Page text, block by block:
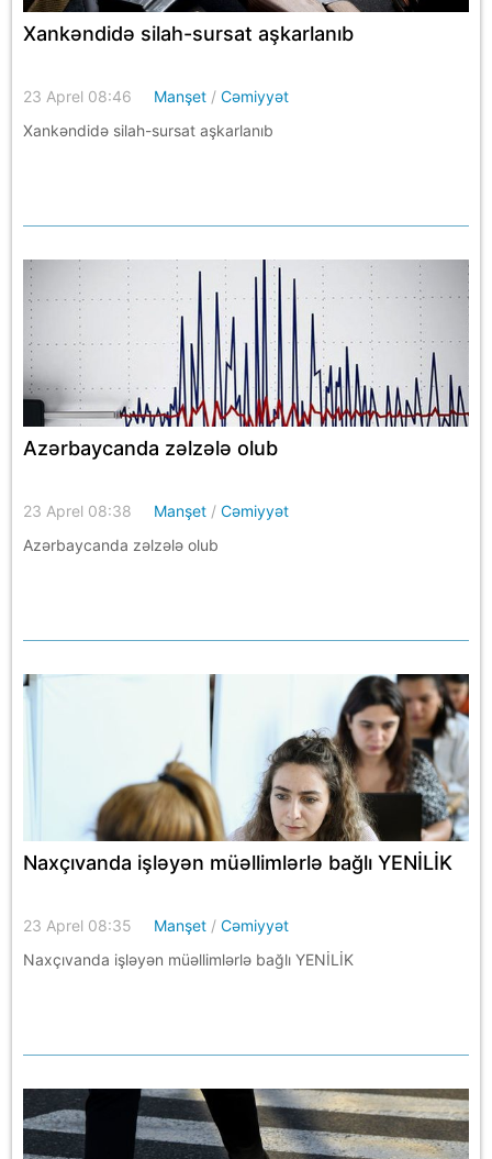
Xankəndidə silah-sursat aşkarlanıb
23 Aprel 08:46 Manşet /Cəmiyyət
Xankəndidə silah-sursat aşkarlanıb
Azərbaycanda zəlzələ olub
23 Aprel 08:38 Manşet /Cəmiyyət
Azərbaycanda zəlzələ olub
Naxçıvanda işləyən müəllimlərlə bağlı YENİLİK
23 Aprel 08:35 Manşet /Cəmiyyət
Naxçıvanda işləyən müəllimlərlə bağlı YENİLİK